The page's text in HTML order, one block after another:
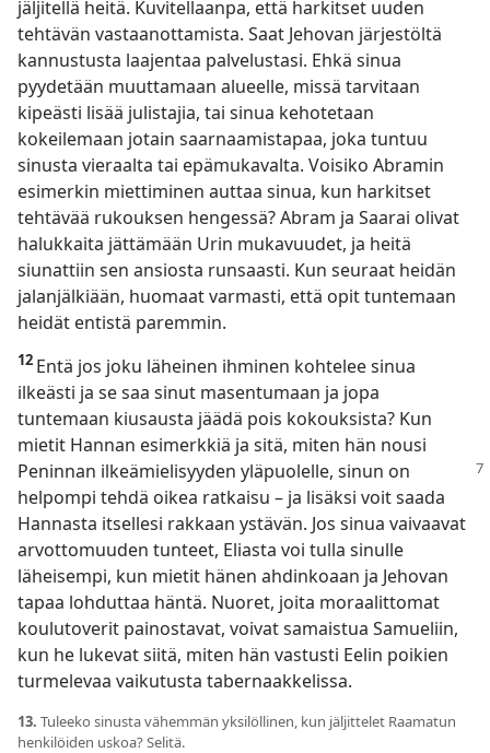
jäljitellä heitä. Kuvitellaanpa, että harkitset uuden
tehtävän vastaanottamista. Saat Jehovan järjestöltä
kannustusta laajentaa palvelustasi. Ehkä sinua
pyydetään muuttamaan alueelle, missä tarvitaan
kipeästi lisää julistajia, tai sinua kehotetaan
kokeilemaan jotain saarnaamistapaa, joka tuntuu
sinusta vieraalta tai epämukavalta. Voisiko Abramin
esimerkin miettiminen auttaa sinua, kun harkitset
tehtävää rukouksen hengessä? Abram ja Saarai olivat
halukkaita jättämään Urin mukavuudet, ja heitä
siunattiin sen ansiosta runsaasti. Kun seuraat heidän
jalanjälkiään, huomaat varmasti, että opit tuntemaan
heidät entistä paremmin.
12 Entä jos joku läheinen ihminen kohtelee sinua
ilkeästi ja se saa sinut masentumaan ja jopa
tuntemaan kiusausta jäädä pois kokouksista? Kun
mietit Hannan esimerkkiä ja sitä, miten hän nousi
Peninnan ilkeämielisyyden yläpuolelle, sinun on
helpompi tehdä oikea ratkaisu – ja lisäksi voit saada
Hannasta itsellesi rakkaan ystävän. Jos sinua vaivaavat
arvottomuuden tunteet, Eliasta voi tulla sinulle
läheisempi, kun mietit hänen ahdinkoaan ja Jehovan
tapaa lohduttaa häntä. Nuoret, joita moraalittomat
koulutoverit painostavat, voivat samaistua Samueliin,
kun he lukevat siitä, miten hän vastusti Eelin poikien
turmelevaa vaikutusta tabernaakkelissa.
13. Tuleeko sinusta vähemmän yksilöllinen, kun jäljittelet Raamatun
henkilöiden uskoa? Selitä.